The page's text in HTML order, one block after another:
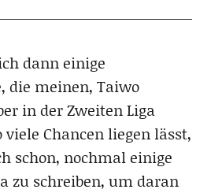
dann einige
die meinen, Taiwo
in der Zweiten Liga
Chancen liegen lässt,
schon, nochmal einige
zu schreiben, um daran